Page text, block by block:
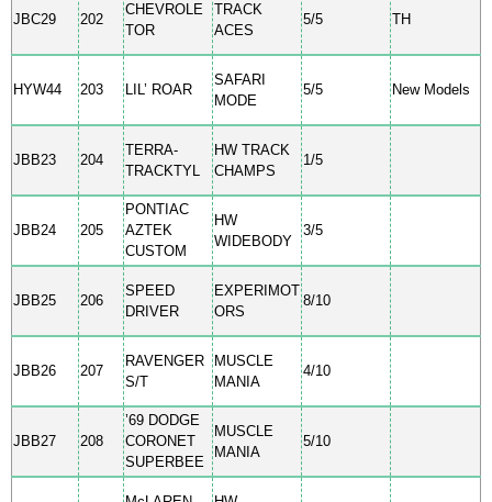
JBC29 202
CHEVROLE
TOR
TRACK
ACES
5/5 TH
HYW44 203 LIL’ ROAR
SAFARI
MODE
5/5 New Models
JBB23 204
TERRA-
TRACKTYL
HW TRACK
CHAMPS
1/5
JBB24 205
PONTIAC
AZTEK
CUSTOM
HW
WIDEBODY
3/5
JBB25 206
SPEED
DRIVER
EXPERIMOT
ORS
8/10
JBB26 207
RAVENGER
S/T
MUSCLE
MANIA
4/10
JBB27 208
’69 DODGE
CORONET
SUPERBEE
MUSCLE
MANIA
5/10